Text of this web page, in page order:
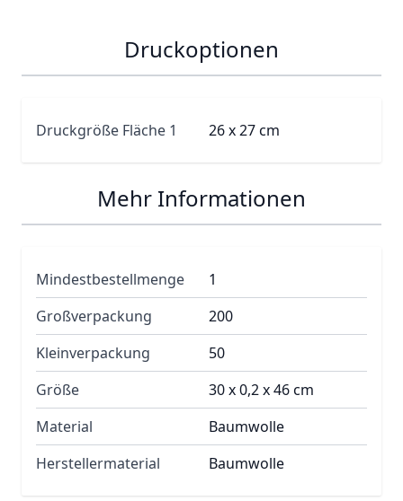
Druckoptionen
Druckgröße Fläche 1 26 x 27 cm
Mehr Informationen
Mindestbestellmenge
1
Großverpackung
200
Kleinverpackung
50
Größe
30 x 0,2 x 46 cm
Material
Baumwolle
Herstellermaterial
Baumwolle